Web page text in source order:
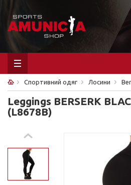
Спортивний одяг Лосини
Leggings BERSERK
(L8678B)